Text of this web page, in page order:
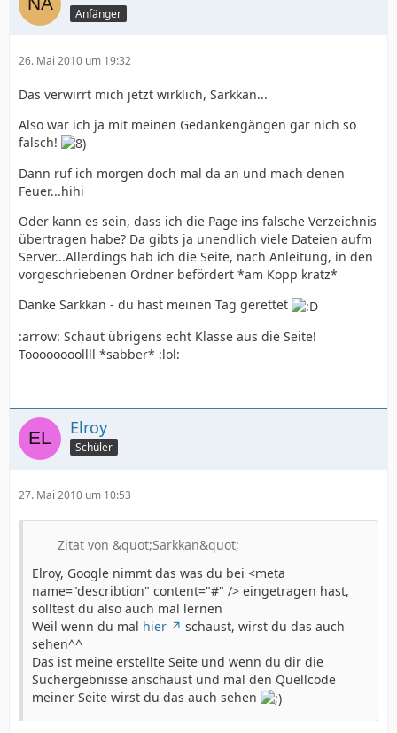
Anfänger
26. Mai 2010 um 19:32
Das verwirrt mich jetzt wirklich, Sarkkan...
Also war ich ja mit meinen Gedankengängen gar nich so
falsch!
Dann ruf ich morgen doch mal da an und mach denen
Feuer...hihi
Oder kann es sein, dass ich die Page ins falsche Verzeichnis
übertragen habe? Da gibts ja unendlich viele Dateien aufm
Server...Allerdings hab ich die Seite, nach Anleitung, in den
vorgeschriebenen Ordner befördert *am Kopp kratz*
Danke Sarkkan - du hast meinen Tag gerettet
:arrow: Schaut übrigens echt Klasse aus die Seite!
Toooooooollll *sabber* :lol:
Elroy
Schüler
27. Mai 2010 um 10:53
Zitat von &quot;Sarkkan&quot;
Elroy, Google nimmt das was du bei <meta
name="describtion" content="#" /> eingetragen hast,
solltest du also auch mal lernen
Weil wenn du mal hier
schaust, wirst du das auch
sehen^^
Das ist meine erstellte Seite und wenn du dir die
Suchergebnisse anschaust und mal den Quellcode
meiner Seite wirst du das auch sehen